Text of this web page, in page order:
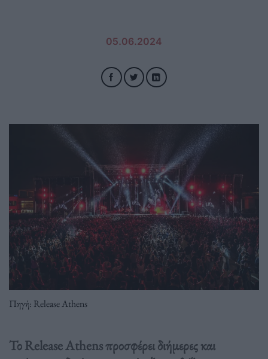
05.06.2024
Πηγή: Release Athens
Το Release Athens προσφέρει διήμερες και